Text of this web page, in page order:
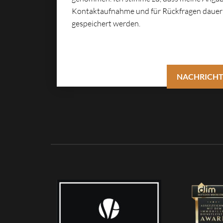
Kontaktaufnahme und für Rückfragen
gespeichert werden.